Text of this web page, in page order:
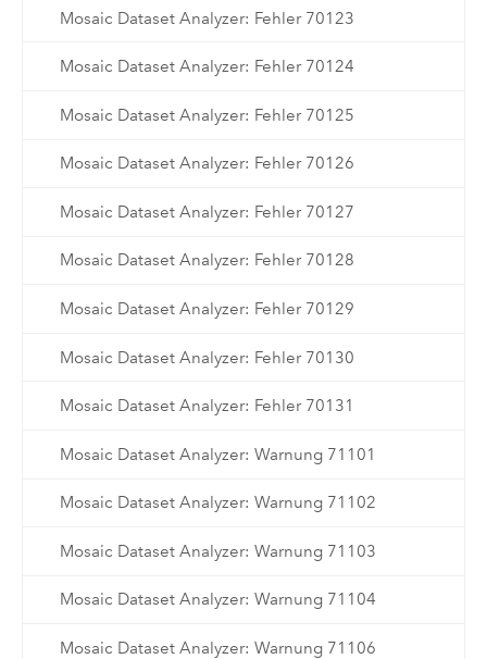
Mosaic Dataset Analyzer: Fehler 70123
Mosaic Dataset Analyzer: Fehler 70124
Mosaic Dataset Analyzer: Fehler 70125
Mosaic Dataset Analyzer: Fehler 70126
Mosaic Dataset Analyzer: Fehler 70127
Mosaic Dataset Analyzer: Fehler 70128
Mosaic Dataset Analyzer: Fehler 70129
Mosaic Dataset Analyzer: Fehler 70130
Mosaic Dataset Analyzer: Fehler 70131
Mosaic Dataset Analyzer: Warnung 71101
Mosaic Dataset Analyzer: Warnung 71102
Mosaic Dataset Analyzer: Warnung 71103
Mosaic Dataset Analyzer: Warnung 71104
Mosaic Dataset Analyzer: Warnung 71106